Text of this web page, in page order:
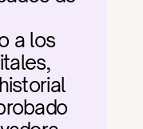
a los